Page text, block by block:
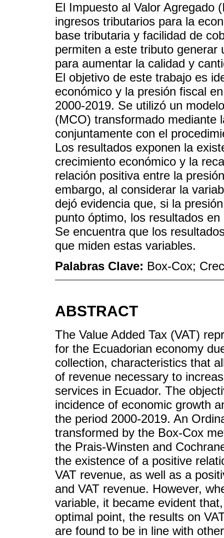
El Impuesto al Valor Agregado
ingresos tributarios para la
base tributaria y facilidad de
permiten a este tributo generar
para aumentar la calidad y
El objetivo de este trabajo es
económico y la presión fiscal
2000-2019. Se utilizó un
(MCO) transformado mediante
conjuntamente con el
Los resultados exponen la
crecimiento económico y la
relación positiva entre la
embargo, al considerar la
dejó evidencia que, si la
punto óptimo, los resultados
Se encuentra que los
que miden estas variables.
Palabras Clave: Box-Cox;
ABSTRACT
The Value Added Tax (VAT)
for the Ecuadorian economy
collection, characteristics that
of revenue necessary to
services in Ecuador. The
incidence of economic growth
the period 2000-2019. An
transformed by the Box-Cox
the Prais-Winsten and
the existence of a positive
VAT revenue, as well as a
and VAT revenue. However,
variable, it became evident
optimal point, the results on
are found to be in line with